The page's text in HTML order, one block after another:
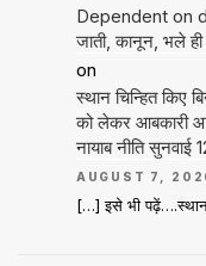
Dependent on
जाती, कानून, भले
on
स्थान चिन्हित
को लेकर आबकारी
नायाब नीति सुनवाई
AUGUST 7,
[…] इसे भी पढ़ें….स्थान